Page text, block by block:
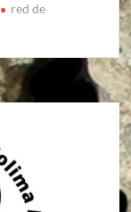
red de